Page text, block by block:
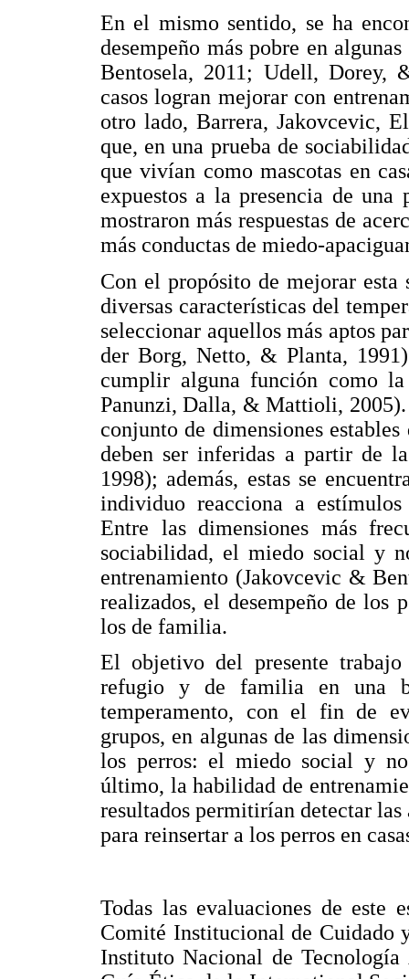
En el mismo sentido, se ha
desempeño más pobre en
Bentosela, 2011; Udell, Dorey,
casos logran mejorar con
otro lado, Barrera, Jakovcevic,
que, en una prueba de
que vivían como mascotas en
expuestos a la presencia de una
mostraron más respuestas de
más conductas de miedo-
Con el propósito de mejorar esta
diversas características del
seleccionar aquellos más aptos
der Borg, Netto, & Planta,
cumplir alguna función como
Panunzi, Dalla, & Mattioli,
conjunto de dimensiones
deben ser inferidas a partir de
1998); además, estas se
individuo reacciona a
Entre las dimensiones más
sociabilidad, el miedo social y
entrenamiento (Jakovcevic &
realizados, el desempeño de los
los de familia.
El objetivo del presente
refugio y de familia en una
temperamento, con el fin de
grupos, en algunas de las
los perros: el miedo social y
último, la habilidad de
resultados permitirían detectar las
para reinsertar a los perros en
Todas las evaluaciones de este
Comité Institucional de Cuidado
Instituto Nacional de